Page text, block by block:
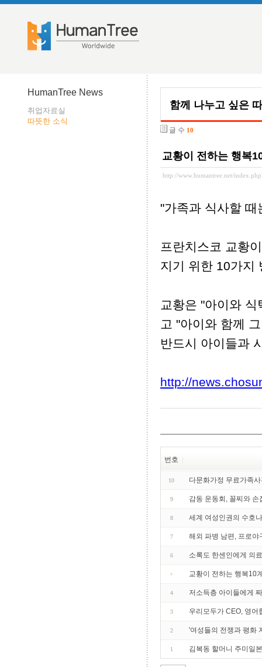
HumanTree News
취업자료실
따뜻한 소식
함께 나누고 싶은
글 수 10
교황이 전하는 행복
http://www.humantree.net/
"가족과 식사할
프란치스코 교황
지기 위한 10가지
교황은 "아이와
고 "아이와 함께
반드시 아이들과
http://
번호
10 다문화가정 무료가족
9 감동 운동회, 꼴찌와
8 세계 여성인권의 수호
7 해외 파병 남편, 프로야
6 소록도 한센인에게 의
교황이 전하는 행복10
4 저소득층 아이들에게
3 우리모두가 CEO, 영어
2 '여성들의 전쟁과 평화
1 김복동 할머니 주미일